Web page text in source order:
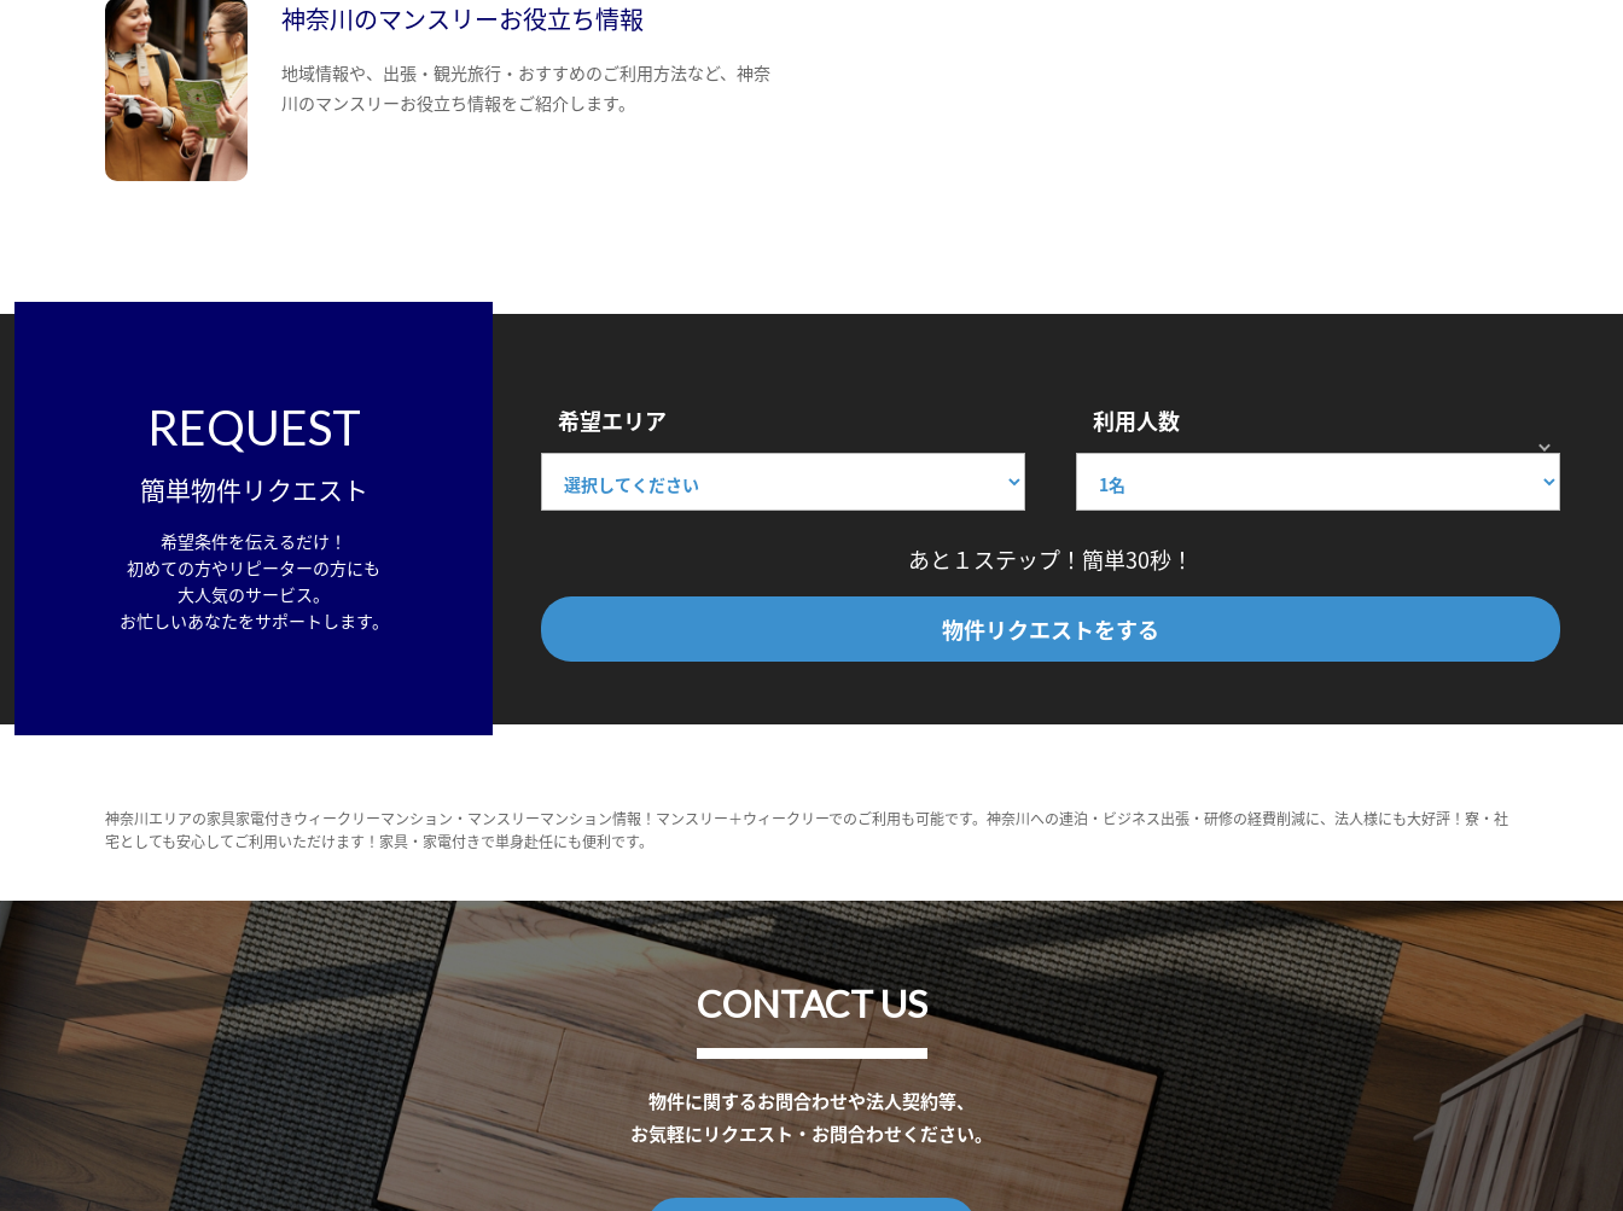
神奈川のマンスリーお役立ち情報
地域情報や、出張・観光旅行・おすすめのご利用方法など、神奈
川のマンスリーお役立ち情報をご紹介します。
REQUEST
簡単物件リクエスト
希望条件を伝えるだけ！
初めての方やリピーターの方にも
大人気のサービス。
お忙しいあなたをサポートします。
希望エリア 利用人数
あと１ステップ！簡単30秒！
物件リクエストをする
神奈川エリアの家具家電付きウィークリーマンション・マンスリーマンション情報！マンスリー＋ウィークリーでのご利用も可能です。神奈川への連泊・ビジネス出張・研修の経費削減に、法人様にも大好評！寮・社
宅としても安心してご利用いただけます！家具・家電付きで単身赴任にも便利です。
CONTACT US
物件に関するお問合わせや法人契約等、
お気軽にリクエスト・お問合わせください。